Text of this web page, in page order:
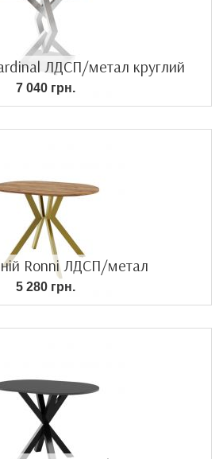
ЛДСП/метал круглий
7 040 грн.
Ronni ЛДСП/метал
5 280 грн.